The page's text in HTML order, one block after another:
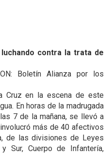
contra la trata de
Boletín Alianza por los
Cruz en la escena de este
En horas de la madrugada
7 de la mañana, se llevó a
más de 40 afectivos
de las divisiones de Leyes
Sur, Cuerpo de Infantería,